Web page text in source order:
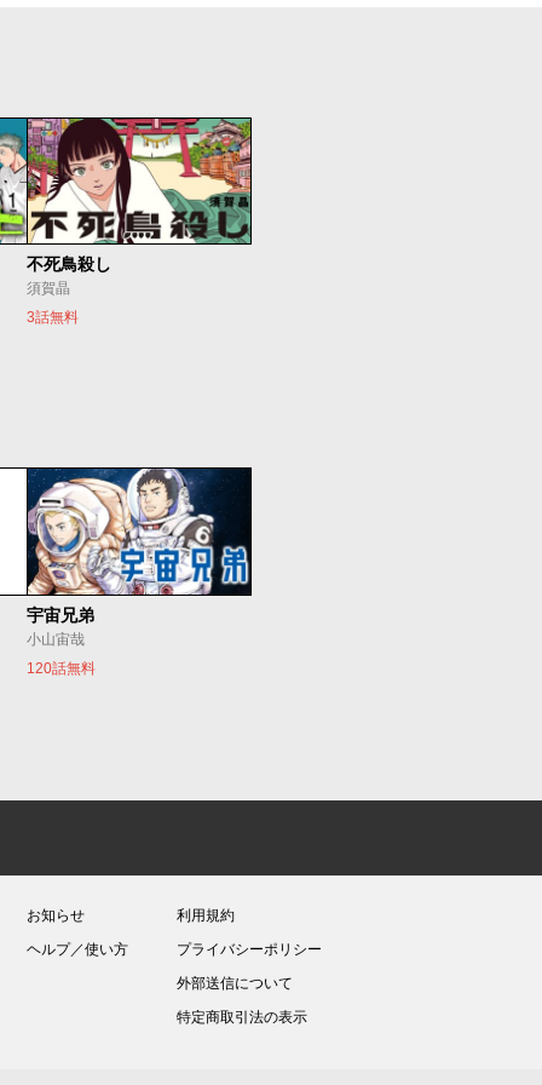
不死鳥殺し
須賀晶
3話無料
宇宙兄弟
小山宙哉
120話無料
お知らせ
ヘルプ／使い方
利用規約
プライバシーポリシー
外部送信について
特定商取引法の表示